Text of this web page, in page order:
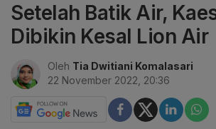
Setelah Batik Air,
Dibikin Kesal Lion Air
Oleh Tia Dwitiani Komalasari
22 November 2022, 20:36